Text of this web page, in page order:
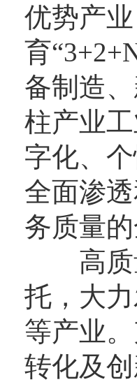
优势产
育
备制造
柱产业
字化、
全面渗
务质量的
高质
托，大
等产业
转化及